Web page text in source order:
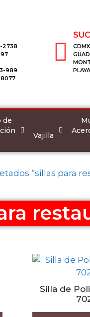
2738
989
8077
CDMX
de
Vajilla
“sillas para
Silla de